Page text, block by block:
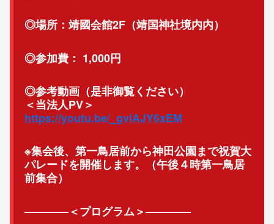
◎場所：靖國会館2F（靖国神社境内内）
◎参加費： 1,000円
◎参考動画（是非御覧ください）
＜当法人PV＞
https://youtu.be/_gviAJY6xEM
※集会後、 第一鳥居前から神田公園まで祝賀大
パレードを開催します。（午後４時第一鳥居
前集合）
————＜プログラム＞———––